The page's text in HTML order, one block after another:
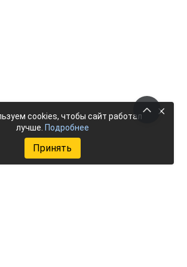
cookies, чтобы сайт работал
лучше. Подробнее
×
Принять